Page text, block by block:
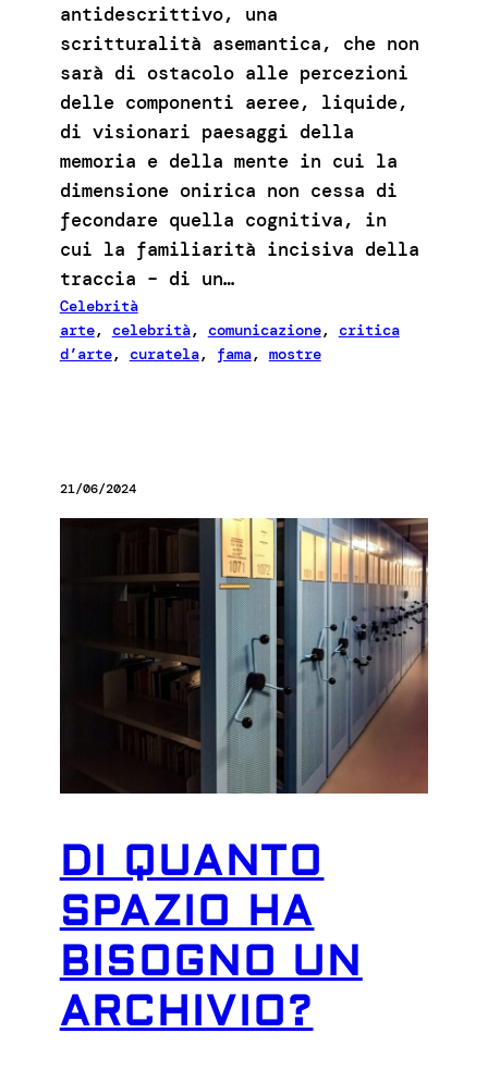
antidescrittivo, una
scritturalità asemantica, che non
sarà di ostacolo alle percezioni
delle componenti aeree, liquide,
di visionari paesaggi della
memoria e della mente in cui la
dimensione onirica non cessa di
fecondare quella cognitiva, in
cui la familiarità incisiva della
traccia – di un…
Celebrità
arte, celebrità, comunicazione, critica
d’arte, curatela, fama, mostre
21/06/2024
DI QUANTO
SPAZIO HA
BISOGNO UN
ARCHIVIO?